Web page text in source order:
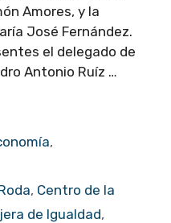
Amores, y la
José Fernández.
el delegado de
Antonio Ruíz …
,
, Centro de la
de Igualdad,